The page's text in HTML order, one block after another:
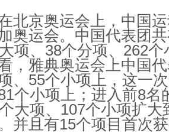
京奥运会上，中国运
奥运会。中国代表团
项、38个分项、262
，雅典奥运会上中国
、55个小项上，这一
个小项上；进入前8名
个大项、107个小项扩
并且有15个项目首次